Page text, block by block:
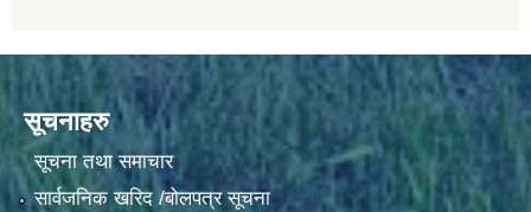
सूचनाहरु
सूचना तथा समाचार
सार्वजनिक खरिद /बोलपत्र सूचना